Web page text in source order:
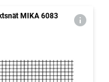
MIKA 6083